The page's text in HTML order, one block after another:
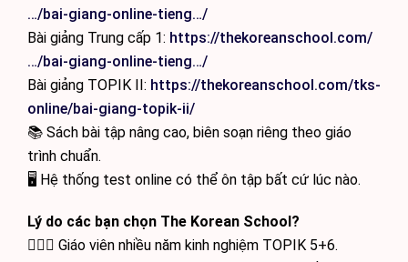
…/bai-giang-online-tieng…/
Bài giảng Trung cấp 1: https://thekoreanschool.com/
…/bai-giang-online-tieng…/
Bài giảng TOPIK II: https://thekoreanschool.com/tks-
online/bai-giang-topik-ii/
📚 Sách bài tập nâng cao, biên soạn riêng theo giáo
trình chuẩn.
🖥 Hệ thống test online có thể ôn tập bất cứ lúc nào.
Lý do các bạn chọn The Korean School?
🙋🏻‍♂️ Giáo viên nhiều năm kinh nghiệm TOPIK 5+6.